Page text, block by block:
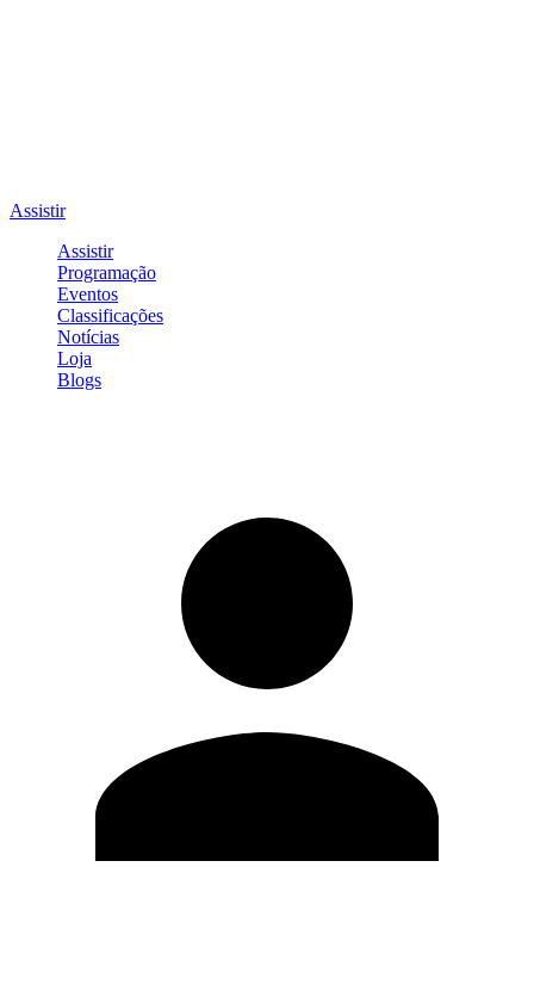
Assistir
Assistir
Programação
Eventos
Classificações
Notícias
Loja
Blogs